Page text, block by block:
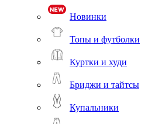
Новинки
Топы и футболки
Куртки и худи
Бриджи и тайтсы
Купальники